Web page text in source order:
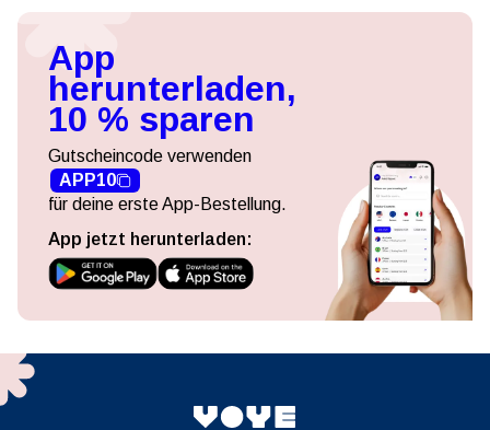
App
herunterladen,
10 % sparen
Gutscheincode verwenden
APP10
für deine erste App-Bestellung.
App jetzt herunterladen: